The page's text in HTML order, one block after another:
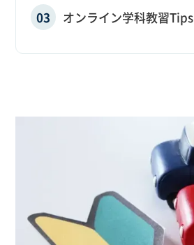
オンライン学科教習Tips